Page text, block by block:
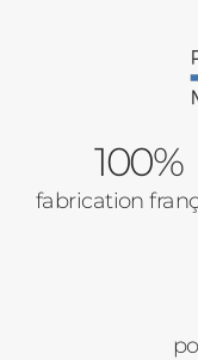
100%
fabrication